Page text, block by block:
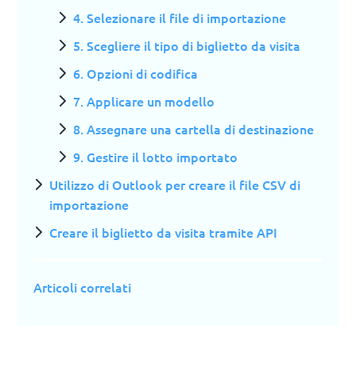
4. Selezionare il file di importazione
5. Scegliere il tipo di biglietto da visita
6. Opzioni di codifica
7. Applicare un modello
8. Assegnare una cartella di destinazione
9. Gestire il lotto importato
Utilizzo di Outlook per creare il file CSV di
importazione
Creare il biglietto da visita tramite API
Articoli correlati